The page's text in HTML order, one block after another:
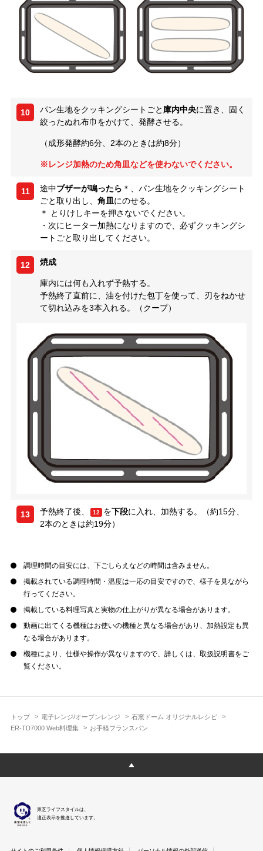
トップ 電子レンジ/オーブンレンジ
石窯ドーム オリジナルレシピ
ER-TD7000 Web料理集
お手軽フランスパン
10 パン生地をクッキングシートごと 庫内中央に置き、固く
絞ったぬれ布巾をかけて、発酵させる。
（成形発酵約6分、2本のときは約8分）
※レンジ加熱のため角皿などを使わないでください。
11 途中ブザーが鳴ったら ＊、パン生地をクッキングシート
ごと取り出し、 角皿にのせる。
＊ とりけしキーを押さないでください。
・次にヒーター加熱になりますので、必ずクッキングシ
ートごと取り出してください。
12 焼成
庫内には何も入れず予熱する。
予熱終了直前に、油を付けた包丁を使って、刃をねかせ
て切れ込みを3本入れる。（クープ）
13 予熱終了後、 12 を下段に入れ、加熱する。（約15分、
2本のときは約19分）
調理時間の目安には、下ごしらえなどの時間は含みません。
掲載されている調理時間・温度は一応の目安ですので、様子を見ながら
行ってください。
掲載している料理写真と実物の仕上がりが異なる場合があります。
動画に出てくる機種はお使いの機種と異なる場合があり、加熱設定も異
なる場合があります。
機種により、仕様や操作が異なりますので、詳しくは、取扱説明書をご
覧ください。
東芝ライフスタイルは、
適正表示を推進しています。